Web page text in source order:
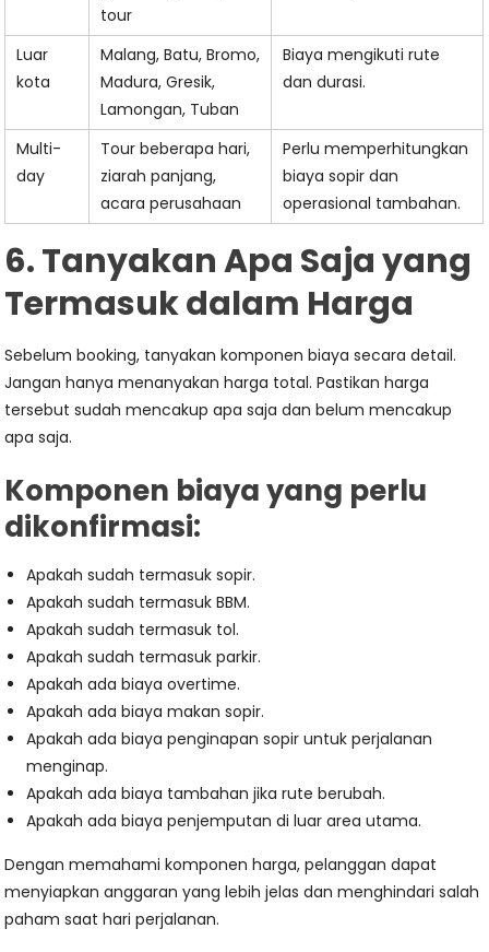
tour
Luar
kota
Malang, Batu, Bromo,
Madura, Gresik,
Lamongan, Tuban
Biaya mengikuti rute
dan durasi.
Multi-
day
Tour beberapa hari,
ziarah panjang,
acara perusahaan
Perlu memperhitungkan
biaya sopir dan
operasional tambahan.
6. Tanyakan Apa Saja yang
Termasuk dalam Harga
Sebelum booking, tanyakan komponen biaya secara detail.
Jangan hanya menanyakan harga total. Pastikan harga
tersebut sudah mencakup apa saja dan belum mencakup
apa saja.
Komponen biaya yang perlu
dikonfirmasi:
Apakah sudah termasuk sopir.
Apakah sudah termasuk BBM.
Apakah sudah termasuk tol.
Apakah sudah termasuk parkir.
Apakah ada biaya overtime.
Apakah ada biaya makan sopir.
Apakah ada biaya penginapan sopir untuk perjalanan
menginap.
Apakah ada biaya tambahan jika rute berubah.
Apakah ada biaya penjemputan di luar area utama.
Dengan memahami komponen harga, pelanggan dapat
menyiapkan anggaran yang lebih jelas dan menghindari salah
paham saat hari perjalanan.